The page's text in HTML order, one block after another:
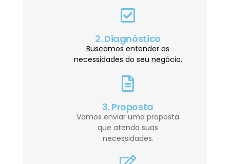
2. Diagnóstico
Buscamos entender as
necessidades do seu negócio.
3. Proposta
Vamos enviar uma proposta
que atenda suas
necessidades.